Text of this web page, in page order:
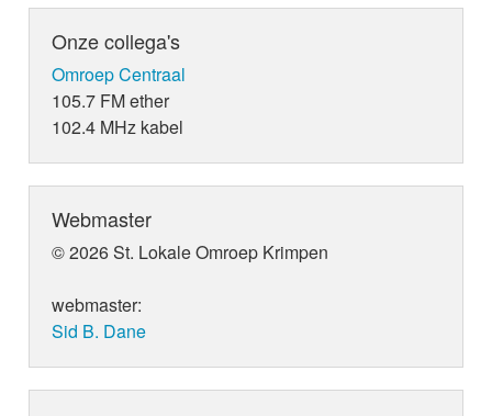
Onze collega's
Omroep Centraal
105.7 FM ether
102.4 MHz kabel
Webmaster
© 2026 St. Lokale Omroep Krimpen
webmaster:
Sid B. Dane